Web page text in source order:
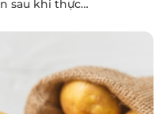
sau khi thực…